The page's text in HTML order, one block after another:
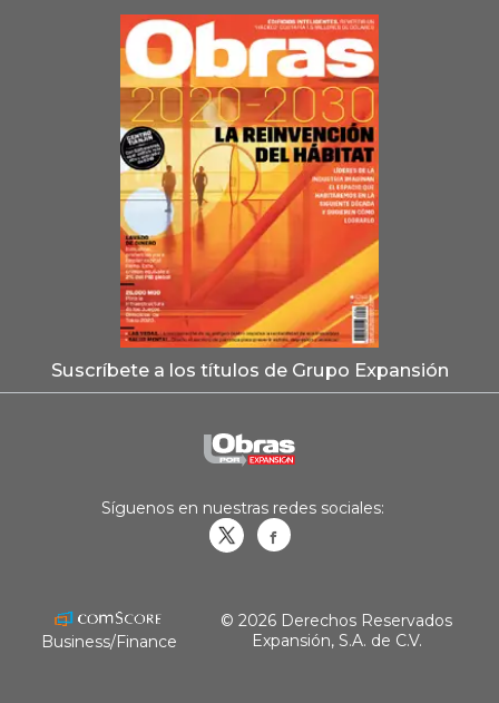
Suscríbete a los títulos de Grupo Expansión
Síguenos en nuestras redes sociales:
Business/Finance
© 2026 Derechos Reservados
Expansión, S.A. de C.V.